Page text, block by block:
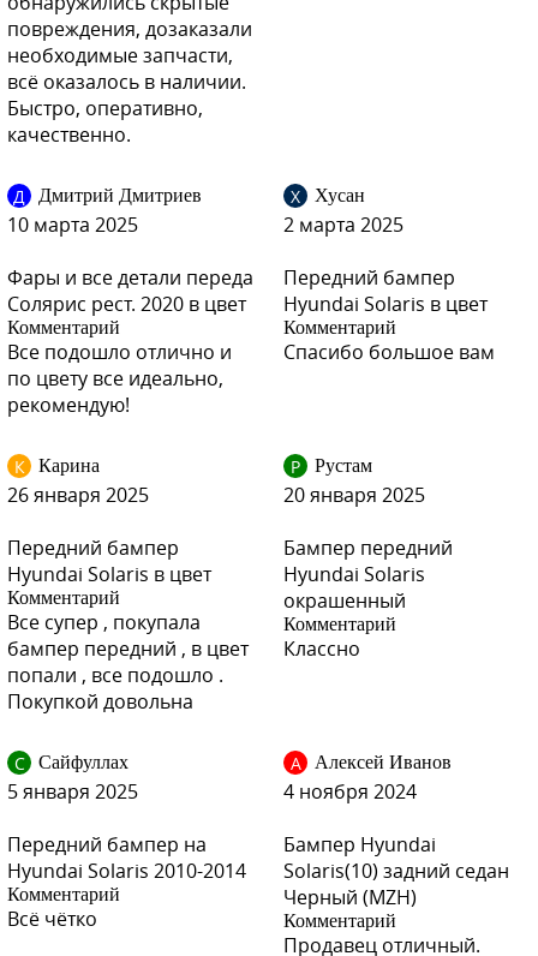
VEA - SILVER BLUE, ICE SILVER
VEA - SILVER BLUE, ICE SILVER
UBS - STONE BEIGE
UBS - STONE BEIGE
UBS - STONE BEIGE
UBS - STONE BEIGE
RHM - SLEEK SILVER, IRONMAN SILVER
RHM - SLEEK SILVER, IRONMAN SILVER
повреждения, дозаказали
необходимые запчасти,
всё оказалось в наличии.
Быстро, оперативно,
качественно.
Д Дмитрий Дмитриев
10 марта 2025
Фары и все детали переда
Солярис рест. 2020 в цвет
Комментарий
Все подошло отлично и
по цвету все идеально,
рекомендую!
Х Хусан
2 марта 2025
Передний бампер
Hyundai Solaris в цвет
Комментарий
Спасибо большое вам
К Карина
26 января 2025
Передний бампер
Hyundai Solaris в цвет
Комментарий
Все супер , покупала
бампер передний , в цвет
попали , все подошло .
Покупкой довольна
Р Рустам
20 января 2025
Бампер передний
Hyundai Solaris
окрашенный
Комментарий
Классно
С Сайфуллах
5 января 2025
Передний бампер на
Hyundai Solaris 2010-2014
Комментарий
Всё чётко
А Алексей Иванов
4 ноября 2024
Бампер Hyundai
Solaris(10) задний седан
Черный (MZH)
Комментарий
Продавец отличный.